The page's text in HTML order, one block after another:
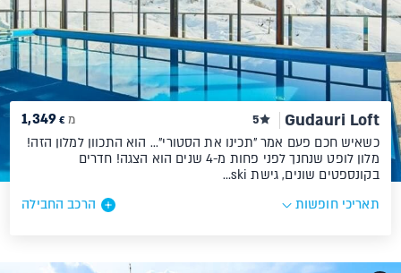
Gudauri Loft
5 מ 1,349 €
כשאיש חכם פעם אמר "תכינו את הסטורי"... הוא התכוון למלון הזה!
מלון לופט שנחנך לפני פחות מ-4 שנים הוא הצגה! חדרים
בקונספטים שונים, גישת ski…
תאריכי חופשות
הרכב החבילה